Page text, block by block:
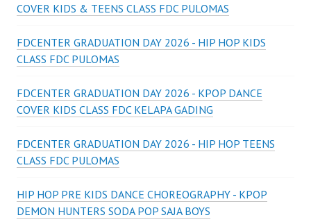
COVER KIDS & TEENS CLASS FDC PULOMAS
FDCENTER GRADUATION DAY 2026 - HIP HOP KIDS
CLASS FDC PULOMAS
FDCENTER GRADUATION DAY 2026 - KPOP DANCE
COVER KIDS CLASS FDC KELAPA GADING
FDCENTER GRADUATION DAY 2026 - HIP HOP TEENS
CLASS FDC PULOMAS
HIP HOP PRE KIDS DANCE CHOREOGRAPHY - KPOP
DEMON HUNTERS SODA POP SAJA BOYS